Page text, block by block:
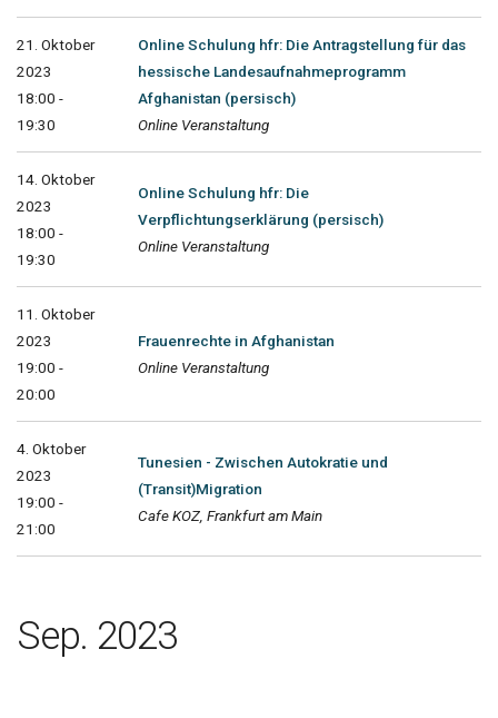
21. Oktober
2023
18:00 -
19:30
Online Schulung hfr: Die Antragstellung für das
hessische Landesaufnahmeprogramm
Afghanistan (persisch)
Online Veranstaltung
14. Oktober
2023
18:00 -
19:30
Online Schulung hfr: Die
Verpflichtungserklärung (persisch)
Online Veranstaltung
11. Oktober
2023
19:00 -
20:00
Frauenrechte in Afghanistan
Online Veranstaltung
4. Oktober
2023
19:00 -
21:00
Tunesien - Zwischen Autokratie und
(Transit)Migration
Cafe KOZ, Frankfurt am Main
Sep. 2023